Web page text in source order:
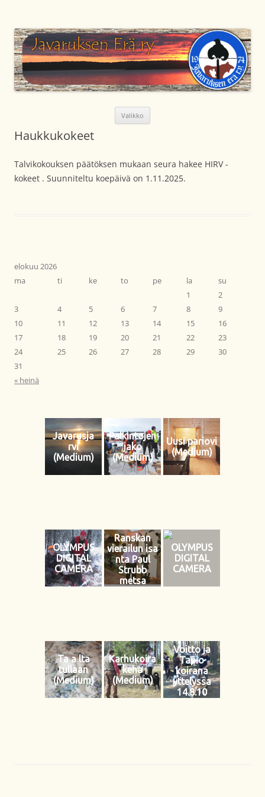
Valikko
Haukkukokeet
Talvikokouksen päätöksen mukaan seura hakee HIRV -
kokeet . Suunniteltu koepäivä on 1.11.2025.
elokuu 2026
ma
ti ke to pe la
su
1
2
3
4 5 6 7 8
9
10
11 12 13 14 15
16
17
18 19 20 21 22
23
24
25 26 27 28 29
30
31
« heinä
Javarusja
rvi
(Medium)
Palkintojen
jako
(Medium)
Uusi pariovi
(Medium)
OLYMPUS
DIGITAL
CAMERA
Ranskan
vierailun isa
nta Paul
Strubb
metsa
OLYMPUS
DIGITAL
CAMERA
Ta a lta
tullaan
(Medium)
Karhukoira
keha
(Medium)
Voitto ja
Tapio
koirana
yttelyssa
14.8.10